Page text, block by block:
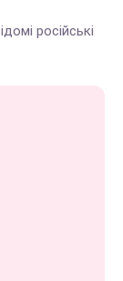
російські